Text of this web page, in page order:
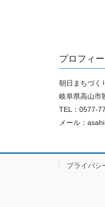
プロフィ
朝日まちづく
岐阜県高山市
TEL：0577-
メール：
プライバシ